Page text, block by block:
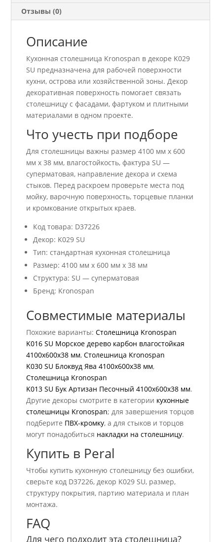
Отзывы (0)
Описание
Кухонная столешница Kronospan в декоре K029
SU предназначена для рабочей поверхности
кухни, острова или хозяйственной зоны. Декор
декоративная поверхность помогает связать
столешницу с фасадами, фартуком и плитными
материалами в одном проекте.
Что учесть при подборе
Для столешницы важны размер 4100 мм x 600
мм x 38 мм, влагостойкость, фактура SU —
суперматовая, направление декора и схема
стыков. Перед раскроем проверьте места под
мойку, варочную поверхность, торцевые планки
и кромкование открытых краев.
Код товара: D37226
Декор: K029 SU
Тип: стандартная кухонная столешница
Размер: 4100 мм x 600 мм x 38 мм
Структура: SU — суперматовая
Бренд: Kronospan
Совместимые материалы
Похожие варианты:Столешница Kronospan
K016 SU Морское дерево карбон влагостойкая
4100x600x38 мм,Столешница Kronospan
K030 SU Блоквуд Ява 4100x600x38 мм,
Столешница Kronospan
K013 SU Бук Артизан Песочный 4100x600x38 мм.
Другие декоры смотрите в категории кухонные
столешницы Kronospan; для завершения торцов
подберите ПВХ-кромку, а для стыков и торцов
могут понадобиться накладки на столешницу.
Купить в Peral
Чтобы купить кухонную столешницу без ошибки,
сверьте код D37226, декор K029 SU, размер,
структуру покрытия, партию материала и план
монтажа.
FAQ
Для чего подходит эта столешница?